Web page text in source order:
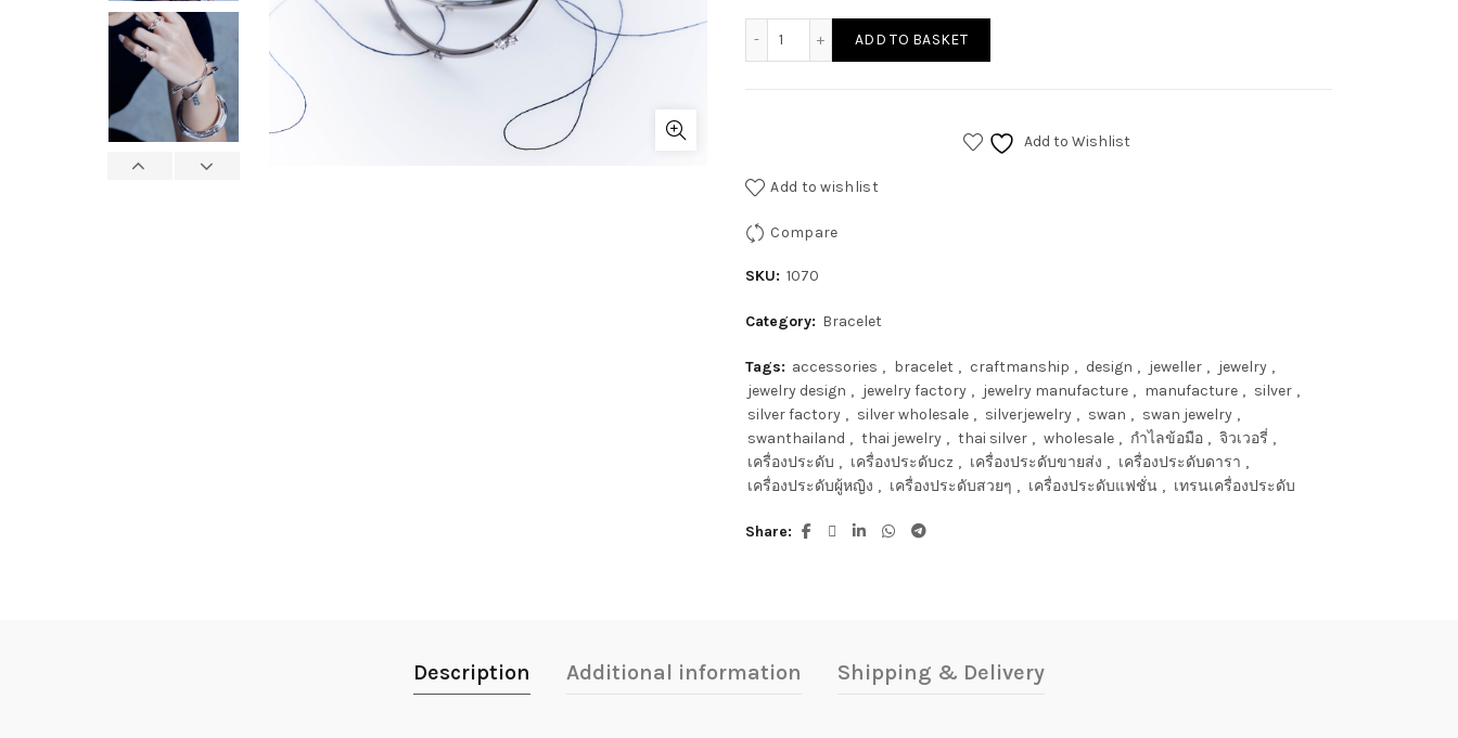
ADD TO BASKET
Add to Wishlist
Add to wishlist
Compare
SKU: 1070
Category: Bracelet
Tags: accessories , bracelet , craftmanship , design , jeweller , jewelry ,
jewelry design , jewelry factory , jewelry manufacture , manufacture , silver ,
silver factory , silver wholesale , silverjewelry , swan , swan jewelry ,
swanthailand , thai jewelry , thai silver , wholesale , กำไลข้อมือ , จิวเวอรี่ ,
เครื่องประดับ , เครื่องประดับcz , เครื่องประดับขายส่ง , เครื่องประดับดารา ,
เครื่องประดับผู้หญิง , เครื่องประดับสวยๆ , เครื่องประดับแฟชั่น , เทรนเครื่องประดับ
Share
Description Additional information Shipping & Delivery